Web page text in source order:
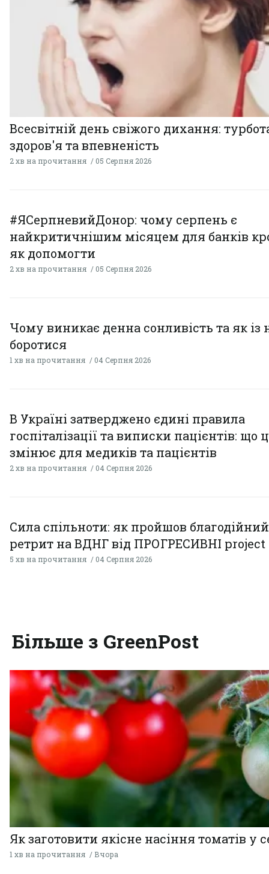
Всесвітній день свіжого дихання:
здоров'я та впевненість
2 хв на прочитання 05 Серпня 2026
#ЯСерпневийДонор: чому серпень є
найкритичнішим місяцем для банків
як допомогти
2 хв на прочитання 05 Серпня 2026
Чому виникає денна сонливість та як із
боротися
1 хв на прочитання 04 Серпня 2026
В Україні затверджено єдині правила
госпіталізації та виписки пацієнтів: що
змінює для медиків та пацієнтів
2 хв на прочитання 04 Серпня 2026
Сила спільноти: як пройшов благодійний
ретрит на ВДНГ від ПРОГРЕСИВНІ project
5 хв на прочитання 04 Серпня 2026
Більше з GreenPost
Як заготовити якісне насіння томатів у
1 хв на прочитання Вчора